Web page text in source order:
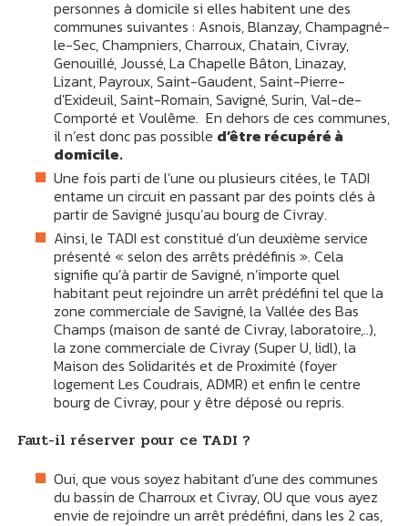
personnes à domicile si elles habitent une des
communes suivantes : Asnois, Blanzay, Champagné-
le-Sec, Champniers, Charroux, Chatain, Civray,
Genouillé, Joussé, La Chapelle Bâton, Linazay,
Lizant, Payroux, Saint-Gaudent, Saint-Pierre-
d'Exideuil, Saint-Romain, Savigné, Surin, Val-de-
Comporté et Voulême. En dehors de ces communes,
il n’est donc pas possible d’être récupéré à
domicile.
Une fois parti de l’une ou plusieurs citées, le TADI
entame un circuit en passant par des points clés à
partir de Savigné jusqu’au bourg de Civray.
Ainsi, le TADI est constitué d’un deuxième service
présenté « selon des arrêts prédéfinis ». Cela
signifie qu’à partir de Savigné, n’importe quel
habitant peut rejoindre un arrêt prédéfini tel que la
zone commerciale de Savigné, la Vallée des Bas
Champs (maison de santé de Civray, laboratoire,..),
la zone commerciale de Civray (Super U, lidl), la
Maison des Solidarités et de Proximité (foyer
logement Les Coudrais, ADMR) et enfin le centre
bourg de Civray, pour y être déposé ou repris.
Faut-il réserver pour ce TADI ?
Oui, que vous soyez habitant d’une des communes
du bassin de Charroux et Civray, OU que vous ayez
envie de rejoindre un arrêt prédéfini, dans les 2 cas,